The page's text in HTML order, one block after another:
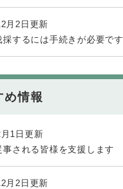
月2日更新
採するには手続きが必要です
め情報
1日更新
事される皆様を支援します
月2日更新